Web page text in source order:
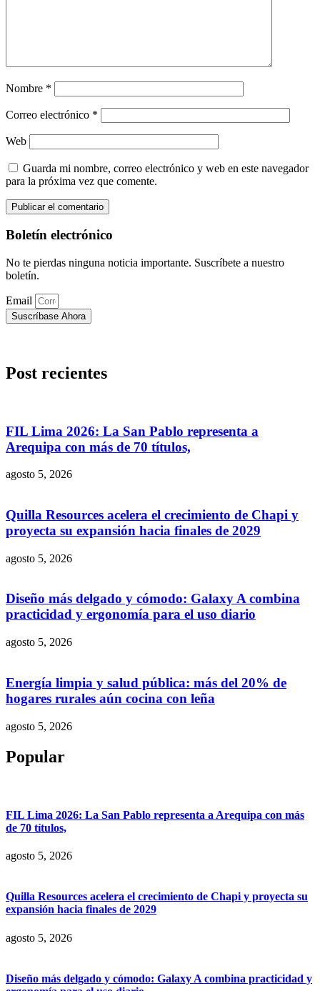
Nombre *
Correo electrónico *
Web
Guarda mi nombre, correo electrónico y web en este navegador
para la próxima vez que comente.
Boletín electrónico
No te pierdas ninguna noticia importante. Suscríbete a nuestro
boletín.
Email
Suscríbase Ahora
Post recientes
FIL Lima 2026: La San Pablo representa a
Arequipa con más de 70 títulos,
agosto 5, 2026
Quilla Resources acelera el crecimiento de Chapi y
proyecta su expansión hacia finales de 2029
agosto 5, 2026
Diseño más delgado y cómodo: Galaxy A combina
practicidad y ergonomía para el uso diario
agosto 5, 2026
Energía limpia y salud pública: más del 20% de
hogares rurales aún cocina con leña
agosto 5, 2026
Popular
FIL Lima 2026: La San Pablo representa a Arequipa con más
de 70 títulos,
agosto 5, 2026
Quilla Resources acelera el crecimiento de Chapi y proyecta su
expansión hacia finales de 2029
agosto 5, 2026
Diseño más delgado y cómodo: Galaxy A combina practicidad y